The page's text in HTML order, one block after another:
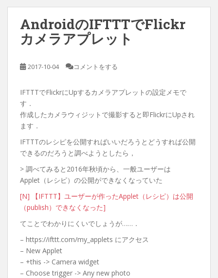
AndroidのIFTTTでFlickr
カメラアプレット
2017-10-04 コメントをする
IFTTTでFlickrにUpするカメラアプレットの設定メモで
す．
作成したカメラウィジットで撮影すると即FlickrにUpされ
ます．
IFTTTのレシピを公開すればいいだろうとどうすれば公開
できるのだろうと調べようとしたら，
> 調べてみると2016年秋頃から、一般ユーザーは
Applet（レシピ）の公開ができなくなっていた
[N] 【IFTTT】ユーザーが作ったApplet（レシピ）は公開
（publish）できなくなった]
てことでわかりにくいでしょうが……．
– https://ifttt.com/my_applets にアクセス
– New Applet
– +this -> Camera widget
– Choose trigger -> Any new photo